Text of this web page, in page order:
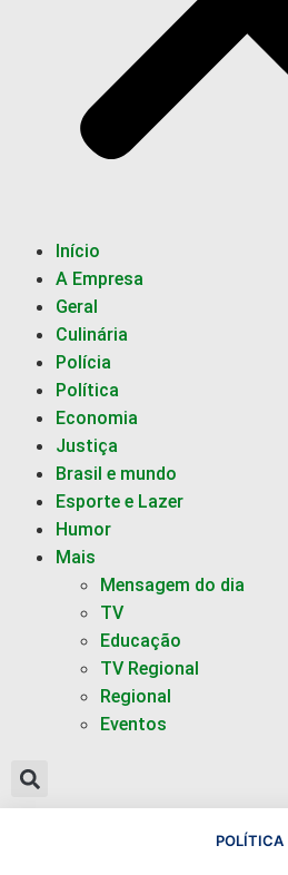
Início
A Empresa
Geral
Culinária
Polícia
Política
Economia
Justiça
Brasil e mundo
Esporte e Lazer
Humor
Mais
Mensagem do dia
TV
Educação
TV Regional
Regional
Eventos
POLÍTICA